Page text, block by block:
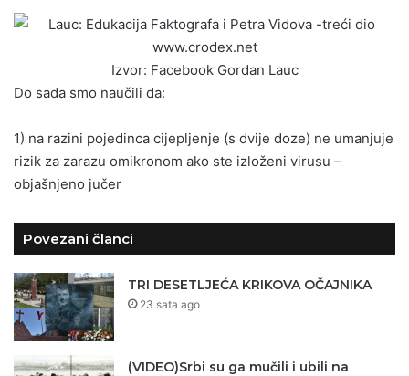
Izvor: Facebook Gordan Lauc
Do sada smo naučili da:
1) na razini pojedinca cijepljenje (s dvije doze) ne umanjuje
rizik za zarazu omikronom ako ste izloženi virusu –
objašnjeno jučer
Povezani članci
TRI DESETLJEĆA KRIKOVA OČAJNIKA
23 sata ago
(VIDEO)Srbi su ga mučili i ubili na